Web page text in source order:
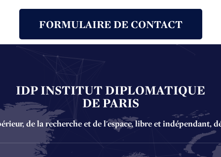
FORMULAIRE DE CONTACT
IDP INSTITUT DIPLOMATIQUE
DE PARIS
de la recherche et de l'espace, libre et indépendant,